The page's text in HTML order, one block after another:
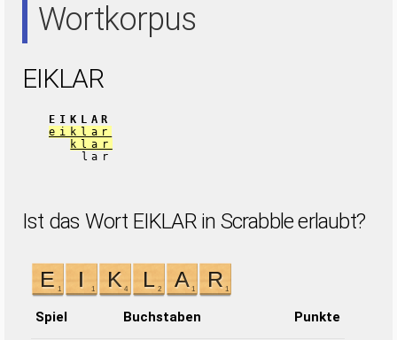
Wortkorpus
EIKLAR
EIKLAR
eiklar
klar
lar
Ist das Wort EIKLAR in Scrabble erlaubt?
Spiel Buchstaben Punkte